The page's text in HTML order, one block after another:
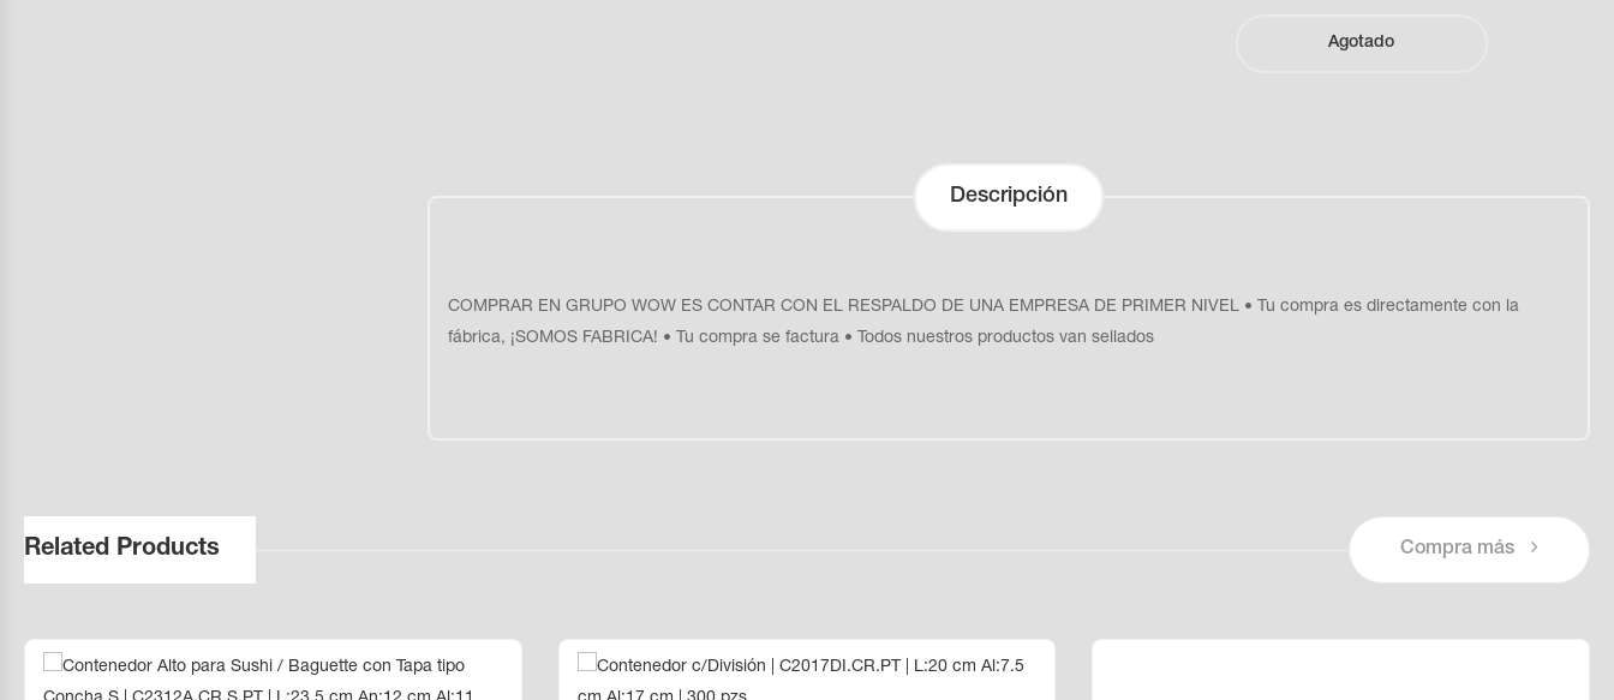
Agotado
Descripción
COMPRAR EN GRUPO WOW ES CONTAR CON EL RESPALDO DE UNA EMPRESA DE PRIMER NIVEL • Tu compra es directamente con la
fábrica, ¡SOMOS FABRICA! • Tu compra se factura • Todos nuestros productos van sellados
Related Products Compra más